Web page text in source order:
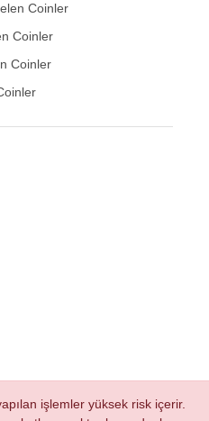
Coinler
Coinler
Coinler
işlemler yüksek risk içerir.